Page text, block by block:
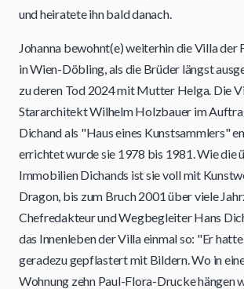
und heiratete ihn bald danach.
Johanna bewohnt(e) weiterhin die Villa der
in Wien-Döbling, als die Brüder längst
zu deren Tod 2024 mit Mutter Helga. Die
Stararchitekt Wilhelm Holzbauer im
Dichand als "Haus eines Kunstsammlers"
errichtet wurde sie 1978 bis 1981. Wie die
Immobilien Dichands ist sie voll mit
Dragon, bis zum Bruch 2001 über viele
Chefredakteur und Wegbegleiter Hans
das Innenleben der Villa einmal so: "Er
geradezu gepflastert mit Bildern. Wo in
Wohnung zehn Paul-Flora-Drucke hängen